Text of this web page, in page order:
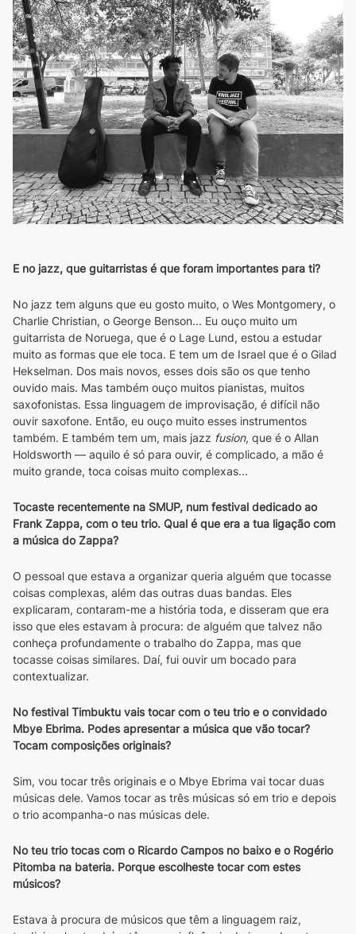
E no jazz, que guitarristas é que foram importantes para ti?
No jazz tem alguns que eu gosto muito, o Wes Montgomery, o
Charlie Christian, o George Benson... Eu ouço muito um
guitarrista de Noruega, que é o Lage Lund, estou a estudar
muito as formas que ele toca. E tem um de Israel que é o Gilad
Hekselman. Dos mais novos, esses dois são os que tenho
ouvido mais. Mas também ouço muitos pianistas, muitos
saxofonistas. Essa linguagem de improvisação, é difícil não
ouvir saxofone. Então, eu ouço muito esses instrumentos
também. E também tem um, mais jazz fusion, que é o Allan
Holdsworth — aquilo é só para ouvir, é complicado, a mão é
muito grande, toca coisas muito complexas...
Tocaste recentemente na SMUP, num festival dedicado ao
Frank Zappa, com o teu trio. Qual é que era a tua ligação com
a música do Zappa?
O pessoal que estava a organizar queria alguém que tocasse
coisas complexas, além das outras duas bandas. Eles
explicaram, contaram-me a história toda, e disseram que era
isso que eles estavam à procura: de alguém que talvez não
conheça profundamente o trabalho do Zappa, mas que
tocasse coisas similares. Daí, fui ouvir um bocado para
contextualizar.
No festival Timbuktu vais tocar com o teu trio e o convidado
Mbye Ebrima. Podes apresentar a música que vão tocar?
Tocam composições originais?
Sim, vou tocar três originais e o Mbye Ebrima vai tocar duas
músicas dele. Vamos tocar as três músicas só em trio e depois
o trio acompanha-o nas músicas dele.
No teu trio tocas com o Ricardo Campos no baixo e o Rogério
Pitomba na bateria. Porque escolheste tocar com estes
músicos?
Estava à procura de músicos que têm a linguagem raiz,